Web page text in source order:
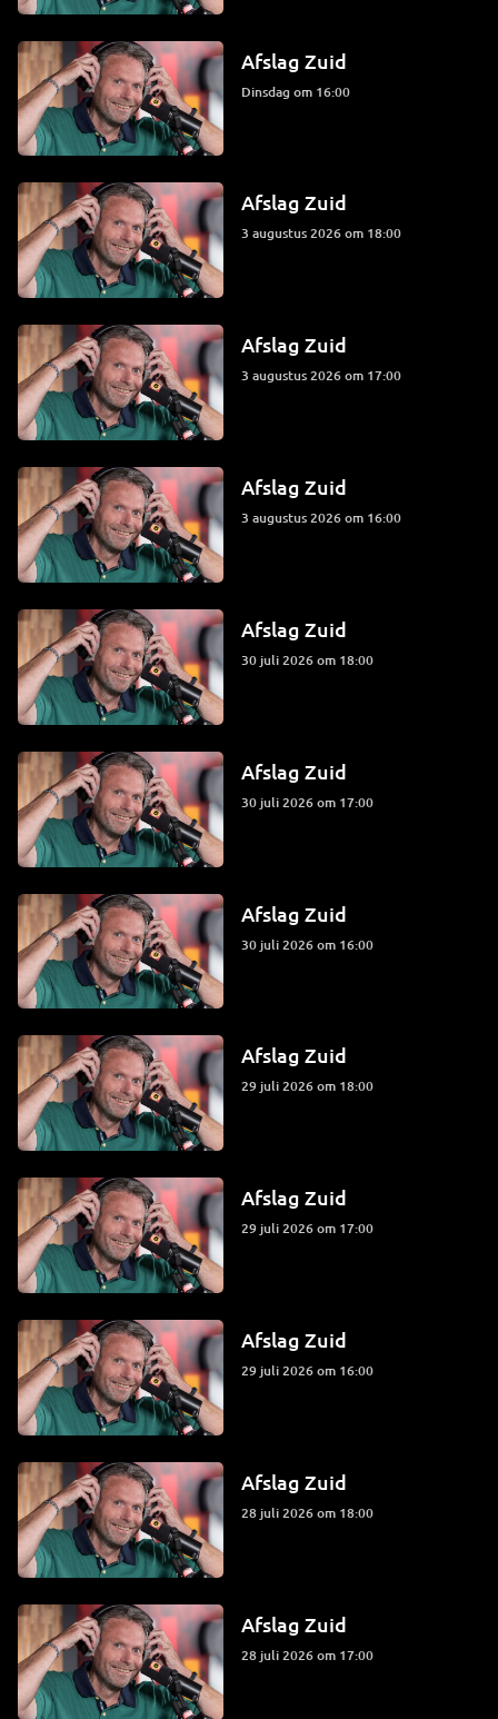
Afslag Zuid
dinsdag om 16:00
Afslag Zuid
3 augustus 2026 om 18:00
Afslag Zuid
3 augustus 2026 om 17:00
Afslag Zuid
3 augustus 2026 om 16:00
Afslag Zuid
30 juli 2026 om 18:00
Afslag Zuid
30 juli 2026 om 17:00
Afslag Zuid
30 juli 2026 om 16:00
Afslag Zuid
29 juli 2026 om 18:00
Afslag Zuid
29 juli 2026 om 17:00
Afslag Zuid
29 juli 2026 om 16:00
Afslag Zuid
28 juli 2026 om 18:00
Afslag Zuid
28 juli 2026 om 17:00